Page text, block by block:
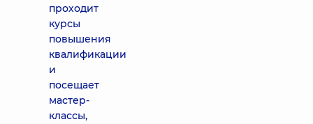
проходит
курсы
повышения
квалификации
и
посещает
мастер-
классы,